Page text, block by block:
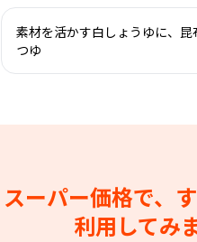
素材を活かす白しょうゆに、
つゆ
スーパー価格で、
利用してみ